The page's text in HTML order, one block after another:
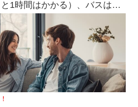
1時間はかかる）、バスは出
。 目